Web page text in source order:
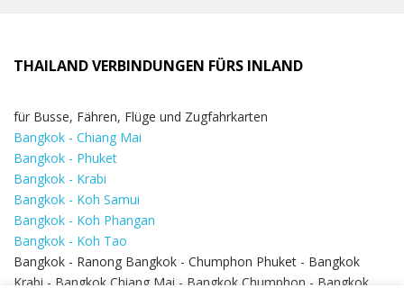
THAILAND VERBINDUNGEN FÜRS INLAND
für Busse, Fähren, Flüge und Zugfahrkarten
Bangkok - Chiang Mai
Bangkok - Phuket
Bangkok - Krabi
Bangkok - Koh Samui
Bangkok - Koh Phangan
Bangkok - Koh Tao
Bangkok - Ranong Bangkok - Chumphon Phuket - Bangkok
Krabi - Bangkok Chiang Mai - Bangkok Chumphon - Bangkok